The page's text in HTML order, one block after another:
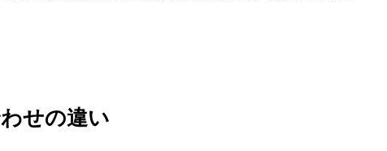
せの違い